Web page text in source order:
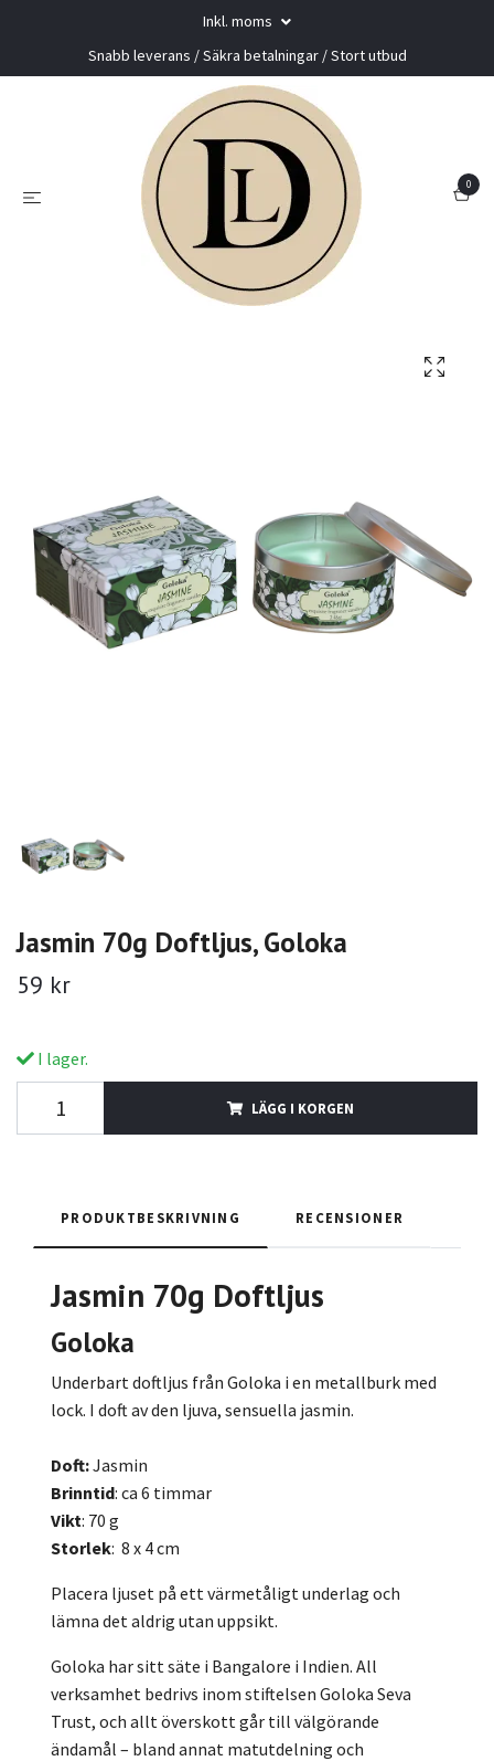
Inkl. moms
Snabb leverans / Säkra betalningar / Stort utbud
0
Jasmin 70g Doftljus, Goloka
59 kr
I lager.
LÄGG I KORGEN
PRODUKTBESKRIVNING RECENSIONER
Jasmin 70g Doftljus
Goloka
Underbart doftljus från Goloka i en metallburk med
lock. I doft av den ljuva, sensuella jasmin.
Doft:Jasmin
Brinntid: ca 6 timmar
Vikt: 70 g
Storlek: 8 x 4 cm
Placera ljuset på ett värmetåligt underlag och
lämna det aldrig utan uppsikt.
Goloka har sitt säte i Bangalore i Indien. All
verksamhet bedrivs inom stiftelsen Goloka Seva
Trust, och allt överskott går till välgörande
ändamål – bland annat matutdelning och